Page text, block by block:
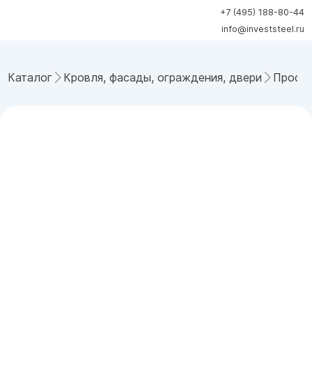
+7 (495) 188-80-44
info@investsteel.ru
Каталог Кровля, фасады, ограждения, двери